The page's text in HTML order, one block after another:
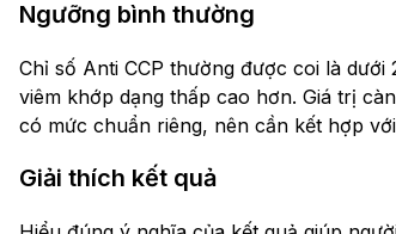
Ngưỡng bình thường
Chỉ số Anti CCP thường được coi là
viêm khớp dạng thấp cao hơn. Giá trị
có mức chuẩn riêng, nên cần kết hợp
Giải thích kết quả